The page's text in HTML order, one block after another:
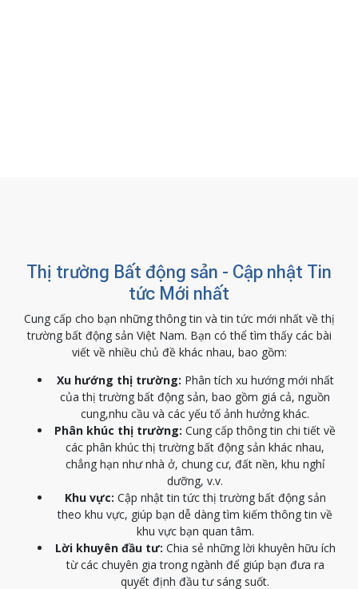
Thị trường Bất động sản - Cập nhật Tin
tức Mới nhất
Cung cấp cho bạn những thông tin và tin tức mới nhất về thị
trường bất động sản Việt Nam. Bạn có thể tìm thấy các bài
viết về nhiều chủ đề khác nhau, bao gồm:
Xu hướng thị trường: Phân tích xu hướng mới nhất
của thị trường bất động sản, bao gồm giá cả, nguồn
cung,nhu cầu và các yếu tố ảnh hưởng khác.
Phân khúc thị trường: Cung cấp thông tin chi tiết về
các phân khúc thị trường bất động sản khác nhau,
chẳng hạn như nhà ở, chung cư, đất nền, khu nghỉ
dưỡng, v.v.
Khu vực: Cập nhật tin tức thị trường bất động sản
theo khu vực, giúp bạn dễ dàng tìm kiếm thông tin về
khu vực bạn quan tâm.
Lời khuyên đầu tư: Chia sẻ những lời khuyên hữu ích
từ các chuyên gia trong ngành để giúp bạn đưa ra
quyết định đầu tư sáng suốt.